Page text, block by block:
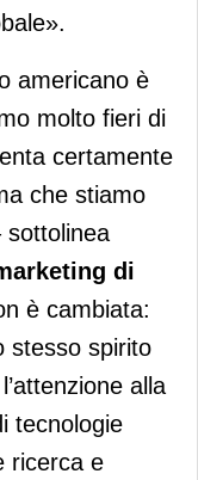
americano è
molto fieri di
certamente
che stiamo
sottolinea
di
è cambiata:
stesso spirito
alla
tecnologie
ricerca e